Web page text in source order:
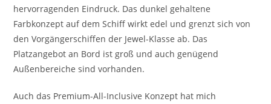
hervorragenden Eindruck. Das dunkel gehaltene
Farbkonzept auf dem Schiff wirkt edel und grenzt sich von
den Vorgängerschiffen der Jewel-Klasse ab. Das
Platzangebot an Bord ist groß und auch genügend
Außenbereiche sind vorhanden.
Auch das Premium-All-Inclusive Konzept hat mich